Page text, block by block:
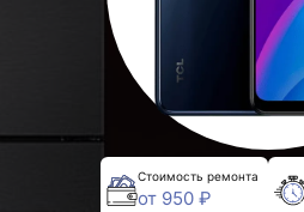
Стоимость ремонта
от 950 ₽